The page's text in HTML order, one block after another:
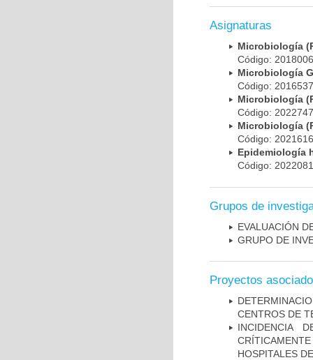
Asignaturas
Microbiología
Código:
Microbiología
Código:
Microbiología
Código:
Microbiología
Código:
Epidemiología
Código:
Grupos de
EVALUACIÓN
GRUPO DE
Proyectos
CENTROS DE
INCIDENCIA
HOSPITALES